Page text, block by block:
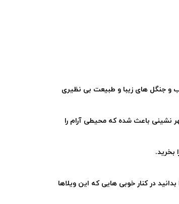
و جنگل های زیبا و طبیعت بی نظیری
نشینی باعث شده که محیطی آرام را
بخرید.
در کنار خوبی هایی که این ویلاها